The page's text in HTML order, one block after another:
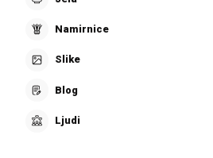
Namirnice
Slike
Blog
Ljudi